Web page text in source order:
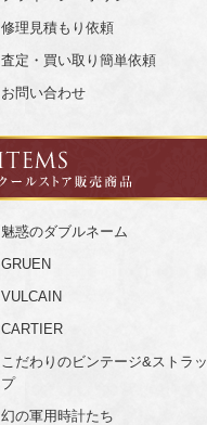
修理見積もり依頼
査定・買い取り簡単依頼
お問い合わせ
魅惑のダブルネーム
GRUEN
VULCAIN
CARTIER
こだわりのビンテージ&ストラッ
プ
幻の軍用時計たち